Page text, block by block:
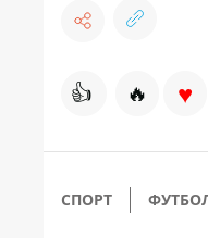
👍 🔥 ♥
СПОРТ